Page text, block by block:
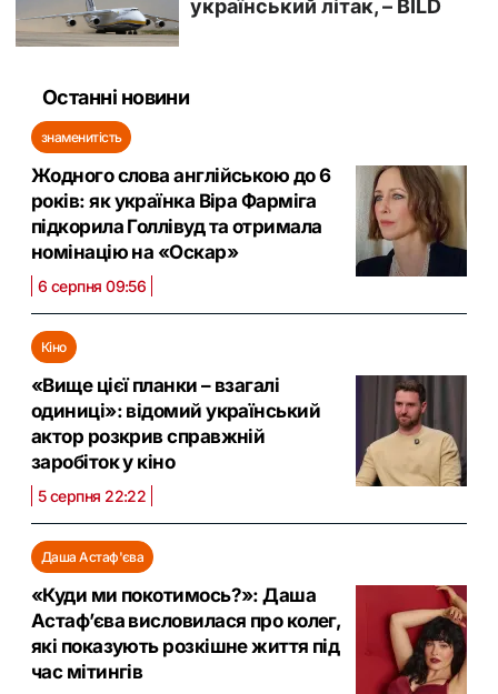
Останні новини
знаменитість
Жодного слова англійською до 6
років: як українка Віра Фарміга
підкорила Голлівуд та отримала
номінацію на «Оскар»
6 серпня 09:56
Кіно
«Вище цієї планки – взагалі
одиниці»: відомий український
актор розкрив справжній
заробіток у кіно
5 серпня 22:22
Даша Астаф'єва
«Куди ми покотимось?»: Даша
Астаф’єва висловилася про колег,
які показують розкішне життя під
час мітингів